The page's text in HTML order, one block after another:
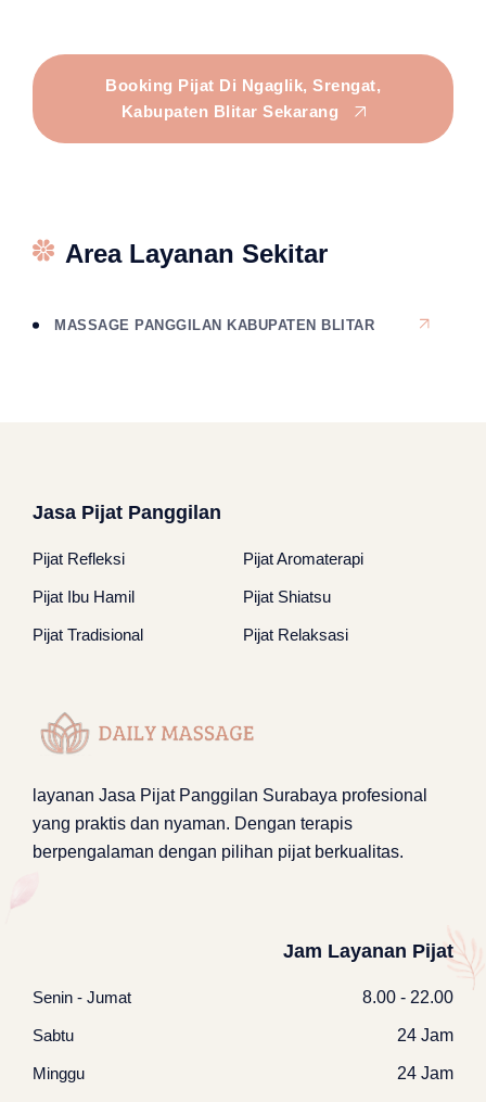
Booking Pijat Di Ngaglik, Srengat,
Kabupaten Blitar Sekarang
Area Layanan Sekitar
MASSAGE PANGGILAN KABUPATEN BLITAR
Jasa Pijat Panggilan
Pijat Refleksi Pijat Aromaterapi
Pijat Ibu Hamil Pijat Shiatsu
Pijat Tradisional Pijat Relaksasi
layanan Jasa Pijat Panggilan Surabaya profesional
yang praktis dan nyaman. Dengan terapis
berpengalaman dengan pilihan pijat berkualitas.
Jam Layanan Pijat
Senin - Jumat 8.00 - 22.00
Sabtu 24 Jam
Minggu 24 Jam